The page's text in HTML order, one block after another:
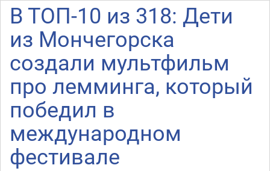
В ТОП-10 из 318: Дети
из Мончегорска
создали мультфильм
про лемминга, который
победил в
международном
фестивале